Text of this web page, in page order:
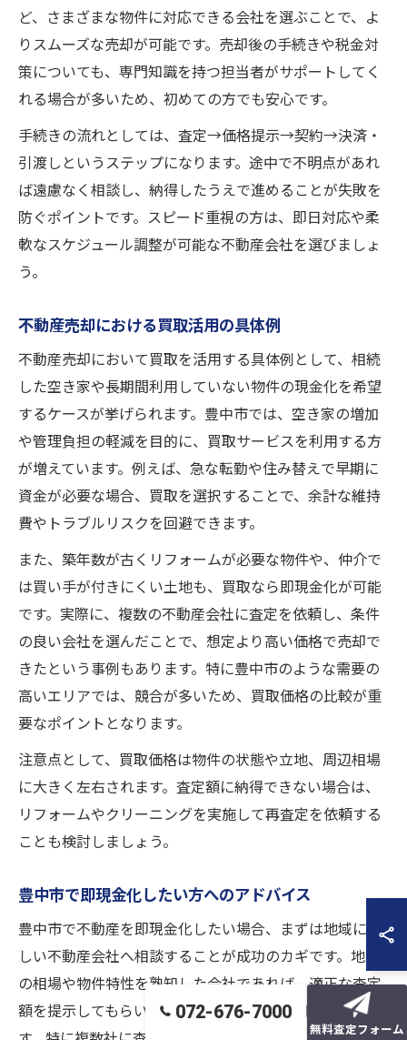
ど、さまざまな物件に対応できる会社を選ぶことで、よ
りスムーズな売却が可能です。売却後の手続きや税金対
策についても、専門知識を持つ担当者がサポートしてく
れる場合が多いため、初めての方でも安心です。
手続きの流れとしては、査定→価格提示→契約→決済・
引渡しというステップになります。途中で不明点があれ
ば遠慮なく相談し、納得したうえで進めることが失敗を
防ぐポイントです。スピード重視の方は、即日対応や柔
軟なスケジュール調整が可能な不動産会社を選びましょ
う。
不動産売却における買取活用の具体例
不動産売却において買取を活用する具体例として、相続
した空き家や長期間利用していない物件の現金化を希望
するケースが挙げられます。豊中市では、空き家の増加
や管理負担の軽減を目的に、買取サービスを利用する方
が増えています。例えば、急な転勤や住み替えで早期に
資金が必要な場合、買取を選択することで、余計な維持
費やトラブルリスクを回避できます。
また、築年数が古くリフォームが必要な物件や、仲介で
は買い手が付きにくい土地も、買取なら即現金化が可能
です。実際に、複数の不動産会社に査定を依頼し、条件
の良い会社を選んだことで、想定より高い価格で売却で
きたという事例もあります。特に豊中市のような需要の
高いエリアでは、競合が多いため、買取価格の比較が重
要なポイントとなります。
注意点として、買取価格は物件の状態や立地、周辺相場
に大きく左右されます。査定額に納得できない場合は、
リフォームやクリーニングを実施して再査定を依頼する
ことも検討しましょう。
豊中市で即現金化したい方へのアドバイス
豊中市で不動産を即現金化したい場合、まずは地域に詳
しい不動産会社へ相談することが成功のカギです。地元
の相場や物件特性を熟知した会社であれば、適正な査定
額を提示してもらいやすく、迅速な対応も期待できま
072-676-7000
無料査定フォーム